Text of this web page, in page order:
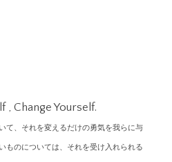
, Change Yourself.
て、それを変えるだけの勇気を我らに与
ものについては、それを受け入れられる